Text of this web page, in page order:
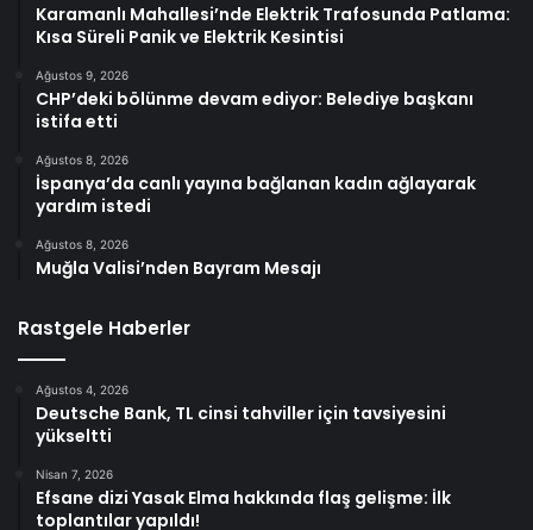
Karamanlı Mahallesi’nde Elektrik Trafosunda Patlama:
Kısa Süreli Panik ve Elektrik Kesintisi
Ağustos 9, 2026
CHP’deki bölünme devam ediyor: Belediye başkanı
istifa etti
Ağustos 8, 2026
İspanya’da canlı yayına bağlanan kadın ağlayarak
yardım istedi
Ağustos 8, 2026
Muğla Valisi’nden Bayram Mesajı
Rastgele Haberler
Ağustos 4, 2026
Deutsche Bank, TL cinsi tahviller için tavsiyesini
yükseltti
Nisan 7, 2026
Efsane dizi Yasak Elma hakkında flaş gelişme: İlk
toplantılar yapıldı!